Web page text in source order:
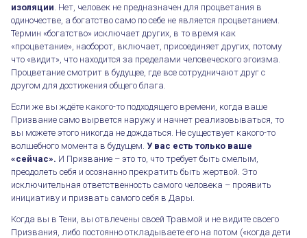
изоляции . Нет, человек не предназначен для процветания в
одиночестве, а богатство само по себе не является процветанием.
Термин «богатство» исключает других, в то время как
«процветание», наоборот, включает, присоединяет других, потому
что «видит», что находится за пределами человеческого эгоизма.
Процветание смотрит в будущее, где все сотрудничают друг с
другом для достижения общего блага.
Если же вы ждёте какого-то подходящего времени, когда ваше
Призвание само вырвется наружу и начнет реализовываться, то
вы можете этого никогда не дождаться. Не существует какого-то
волшебного момента в будущем. У вас есть только ваше
«сейчас». И Призвание – это то, что требует быть смелым,
преодолеть себя и осознанно прекратить быть жертвой. Это
исключительная ответственность самого человека – проявить
инициативу и призвать самого себя в Дары.
Когда вы в Тени, вы отвлечены своей Травмой и не видите своего
Призвания, либо постоянно откладываете его на потом («когда дети